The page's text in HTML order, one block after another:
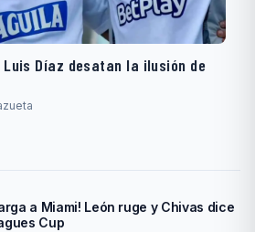
Díaz desatan la ilusión de
a Miami! León ruge y Chivas dice
Cup